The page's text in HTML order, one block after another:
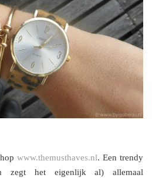
www.themusthaves.nl. Een trendy
zegt het eigenlijk al) allemaal